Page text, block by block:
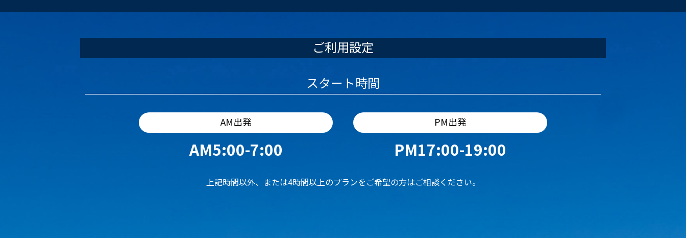
ご利用設定
スタート時間
AM出発
AM5:00-7:00
PM出発
PM17:00-19:00
上記時間以外、または4時間以上のプランをご希望の方はご相談ください。